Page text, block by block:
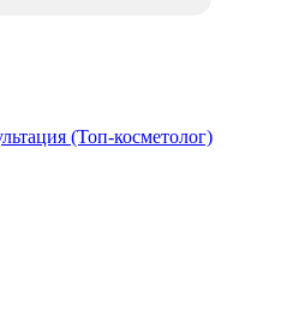
(Топ-косметолог)